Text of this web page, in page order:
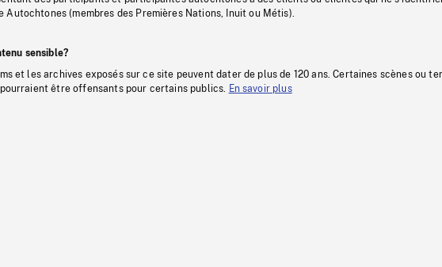
Autochtones (membres des Premières Nations, Inuit ou Métis).
sensible?
et les archives exposés sur ce site peuvent dater de plus de 120 ans. Certaines scènes ou
être offensants pour certains publics. En savoir plus